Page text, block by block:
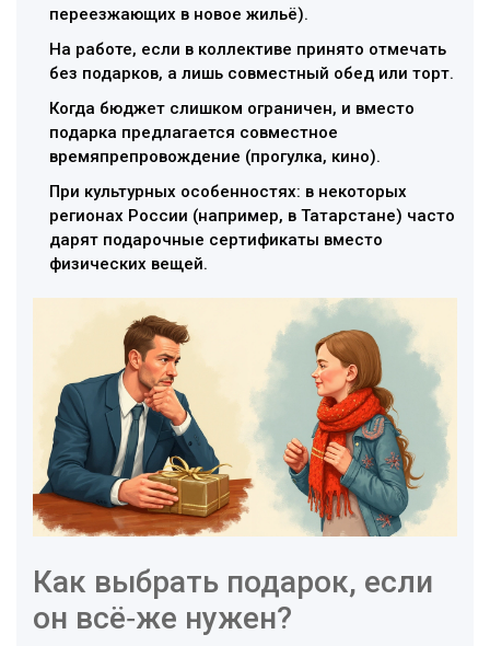
переезжающих в новое жильё).
На работе, если в коллективе принято отмечать
без подарков, а лишь совместный обед или торт.
Когда бюджет слишком ограничен, и вместо
подарка предлагается совместное
времяпрепровождение (прогулка, кино).
При культурных особенностях: в некоторых
регионах России (например, в Татарстане) часто
дарят подарочные сертификаты вместо
физических вещей.
Как выбрать подарок, если
он всё‑же нужен?